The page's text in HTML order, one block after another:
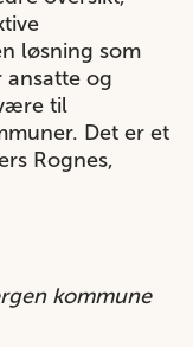
løsning som
og
til
Det er et
Rognes,
kommune